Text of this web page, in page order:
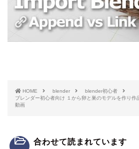
HOME blender
blender初心者
ブレンダー初心者向け １から卵と巣のモデルを作り作
動画
合わせて読まれています